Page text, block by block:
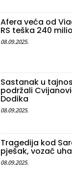
Afera veća od
RS teška 240
08.09.2025.
Sastanak u
podržali
Dodika
08.09.2025.
Tragedija kod
pješak, vozač
08.09.2025.